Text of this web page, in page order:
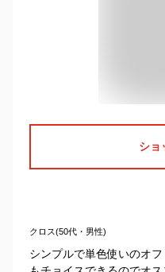
ショ
クロス(50代・男性)
シンプルで単色使いのオ